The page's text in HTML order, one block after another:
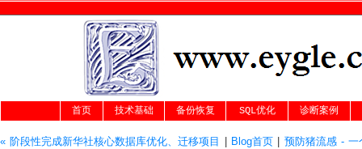
首页 技术基础 备份恢复 SQL优化 诊断案例
« 阶段性完成新华社核心数据库优化、迁移项目 Blog首页| 预防猪流感 - 一